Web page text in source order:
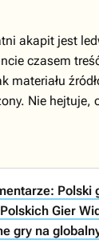
akapit jest
czasem
materiału
Nie hejtuje,
Polski
Gier
gry na